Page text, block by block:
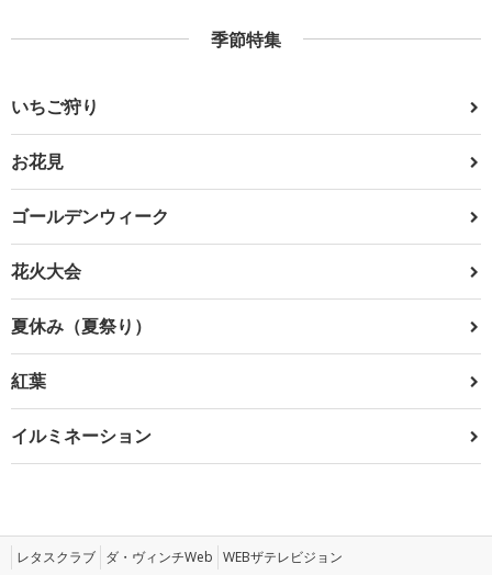
季節特集
いちご狩り
お花見
ゴールデンウィーク
花火大会
夏休み（夏祭り）
紅葉
イルミネーション
レタスクラブ ダ・ヴィンチWeb WEBザテレビジョン